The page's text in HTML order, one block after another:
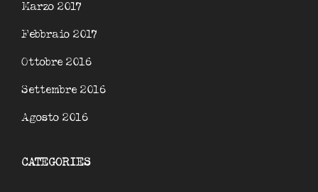
Marzo 2017
Febbraio 2017
Ottobre 2016
Settembre 2016
Agosto 2016
CATEGORIES